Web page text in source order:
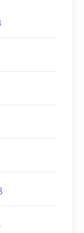
音楽編集、
トウェア
ます。
12636/
、ほとん
対応してい
張子を使用
現在は廃